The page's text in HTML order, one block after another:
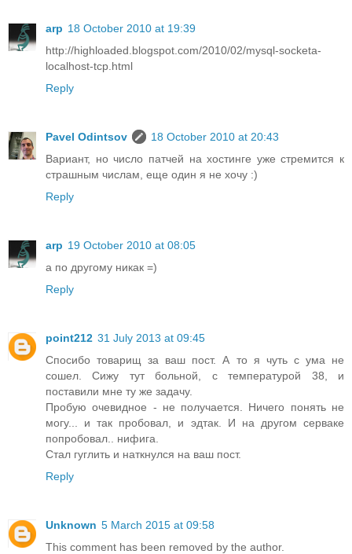
arp 18 October 2010 at 19:39
http://highloaded.blogspot.com/2010/02/mysql-socketa-
localhost-tcp.html
Reply
Pavel Odintsov
18 October 2010 at 20:43
Вариант, но число патчей на хостинге уже стремится к
страшным числам, еще один я не хочу :)
Reply
arp 19 October 2010 at 08:05
а по другому никак =)
Reply
point212 31 July 2013 at 09:45
Спосибо товарищ за ваш пост. А то я чуть с ума не
сошел. Сижу тут больной, с температурой 38, и
поставили мне ту же задачу.
Пробую очевидное - не получается. Ничего понять не
могу... и так пробовал, и эдтак. И на другом серваке
попробовал.. нифига.
Стал гуглить и наткнулся на ваш пост.
Reply
Unknown 5 March 2015 at 09:58
This comment has been removed by the author.